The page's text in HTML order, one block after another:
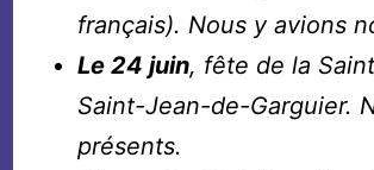
français). Nous y avions
Le 24 juin, fête de la
Saint-Jean-de-Garguier.
présents.